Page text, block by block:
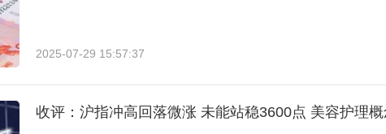
2025-07-29 15:57:37
收评：沪指冲高回落微涨 未能站稳3600点 美容护理